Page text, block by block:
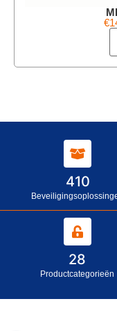
€
410
28
Productcategorieën